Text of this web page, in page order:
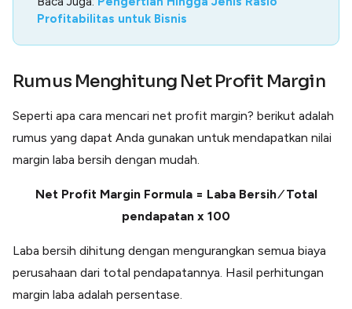
Profitabilitas untuk Bisnis
Rumus Menghitung Net Profit Margin
Seperti apa cara mencari net profit margin? berikut adalah
rumus yang dapat Anda gunakan untuk mendapatkan nilai
margin laba bersih dengan mudah.
Net Profit Margin Formula = Laba Bersih ⁄ Total
pendapatan x 100
Laba bersih dihitung dengan mengurangkan semua biaya
perusahaan dari total pendapatannya. Hasil perhitungan
margin laba adalah persentase.